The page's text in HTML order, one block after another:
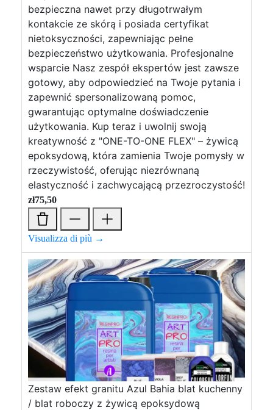
bezpieczna nawet przy długotrwałym
kontakcie ze skórą i posiada certyfikat
nietoksyczności, zapewniając pełne
bezpieczeństwo użytkowania. Profesjonalne
wsparcie Nasz zespół ekspertów jest zawsze
gotowy, aby odpowiedzieć na Twoje pytania i
zapewnić spersonalizowaną pomoc,
gwarantując optymalne doświadczenie
użytkowania. Kup teraz i uwolnij swoją
kreatywność z "ONE-TO-ONE FLEX" – żywicą
epoksydową, która zamienia Twoje pomysły w
rzeczywistość, oferując niezrównaną
elastyczność i zachwycającą przezroczystość!
zł75,50
Visualizza di più →
Zestaw efekt granitu Azul Bahia blat kuchenny
/ blat roboczy z żywicą epoksydową